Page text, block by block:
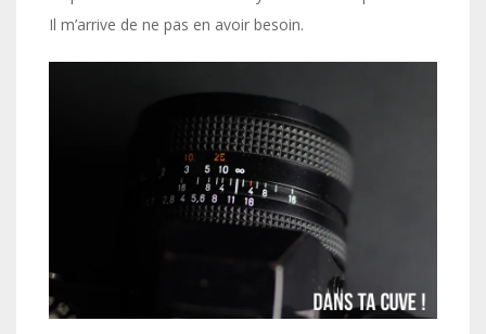
Il m’arrive de ne pas en avoir besoin.